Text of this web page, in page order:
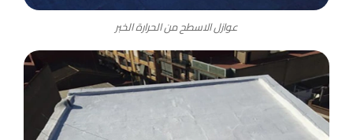
عوازل الاسطح من الحرارة الخبر